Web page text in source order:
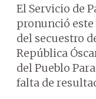
El Servicio de
pronunció
del secuestro
República
del Pueblo
falta de